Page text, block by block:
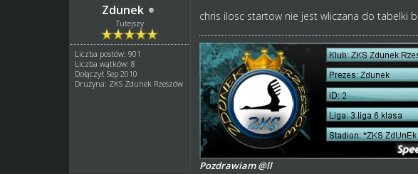
Zdunek
Tutejszy
Liczba postów: 901
Liczba wątków: 8
Dołączył: Sep 2010
Drużyna: ZKS Zdunek Rzeszów
chris ilosc startow nie jest wliczana do tabelki
Pozdrawiam @ll